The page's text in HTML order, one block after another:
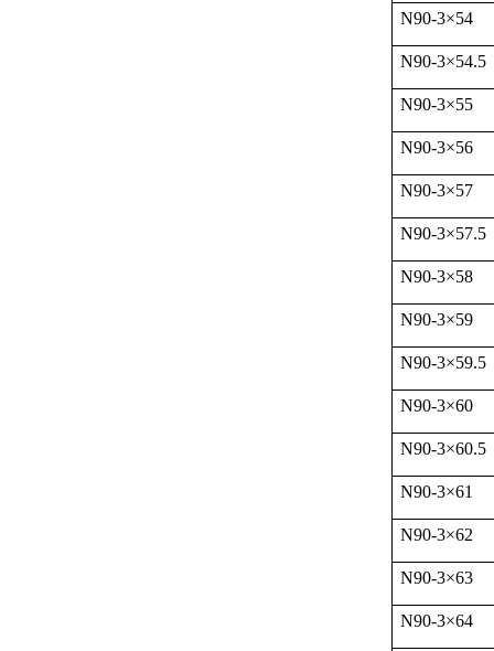
N90-3×54
N90-3×54.5
N90-3×55
N90-3×56
N90-3×57
N90-3×57.5
N90-3×58
N90-3×59
N90-3×59.5
N90-3×60
N90-3×60.5
N90-3×61
N90-3×62
N90-3×63
N90-3×64